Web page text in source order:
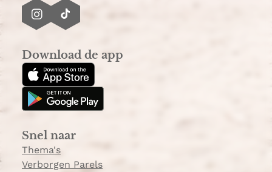
I
t
a
g
m
T
T
o
k
Download de app
Snel naar
Thema's
Verborgen Parels